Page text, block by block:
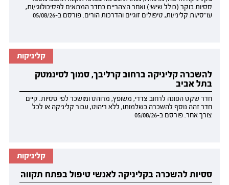
ססיות בוקר (כולל שישי) ואחר הצהריים בחדר המתאים לפסיכולוגי/ות,
עו"סי/ות קליני/ות, טיפולים זוגיים והדרכות הורים. פורסם ב-05/08/26
קליניקות
להשכרה קליניקה ברחוב קרליבך, סמוך לסינמטק
בתל אביב
חדר שקט הפונה לרחוב צדדי, משופץ, מרוהט ומושכר לפי ססיות. קיים
חדר זהה נוסף להשכרה בשלמותו, ללא ריהוט, עבור קליניקה או לכל
צורך אחר. פורסם ב-05/08/26
קליניקות
ססיות להשכרה בקליניקה לאנשי טיפול בפתח תקווה